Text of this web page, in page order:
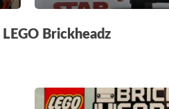
LEGOBrickheadz